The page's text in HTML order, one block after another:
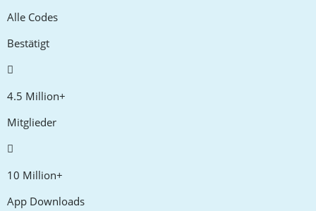
Alle Codes
Bestätigt
4.5 Million+
Mitglieder
10 Million+
App Downloads